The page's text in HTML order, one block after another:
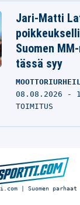
Jari-Matti
Suomen
tässä syy
08.08.2026 -
TOIMITUS
| Suomen